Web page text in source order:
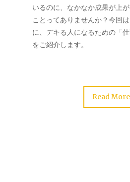
いるのに、なかなか成果が上
ことってありませんか？今回
に、デキる人になるための「仕
をご紹介します。
Read More